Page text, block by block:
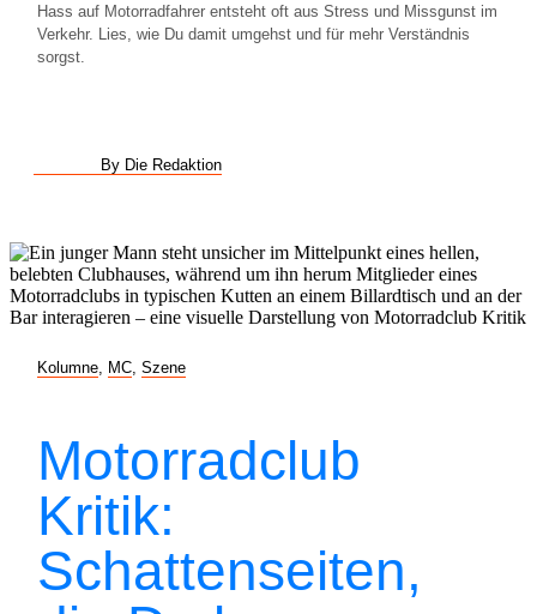
Hass auf Motorradfahrer entsteht oft aus Stress und Missgunst im
Verkehr. Lies, wie Du damit umgehst und für mehr Verständnis
sorgst.
By Die Redaktion
Kolumne MC Szene
Motorradclub
Kritik:
Schattenseiten,